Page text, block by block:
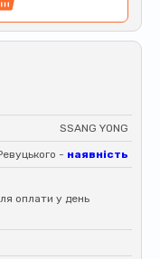
SSANG YONG
- наявність
оплати у день